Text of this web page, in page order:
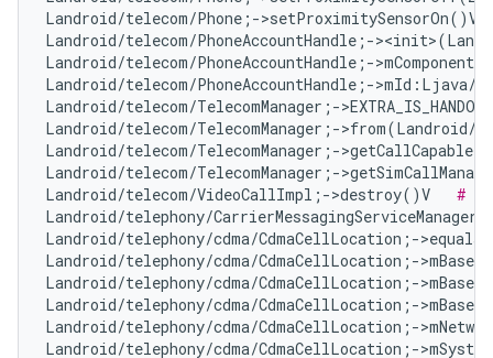
Landroid/telecom/Phone;-
Landroid/telecom/PhoneAccountHandle;-
Landroid/telecom/PhoneAccountHandle;-
Landroid/telecom/PhoneAccountHandle;-
Landroid/telecom/TelecomManager;-
Landroid/telecom/TelecomManager;-
Landroid/telecom/TelecomManager;-
Landroid/telecom/TelecomManager;-
Landroid/telecom/VideoCallImpl;->destroy()V #
Landroid/telephony/
Landroid/telephony/cdma/CdmaCellLocation;-
Landroid/telephony/cdma/CdmaCellLocation;-
Landroid/telephony/cdma/CdmaCellLocation;-
Landroid/telephony/cdma/CdmaCellLocation;-
Landroid/telephony/cdma/CdmaCellLocation;-
Landroid/telephony/cdma/CdmaCellLocation;-